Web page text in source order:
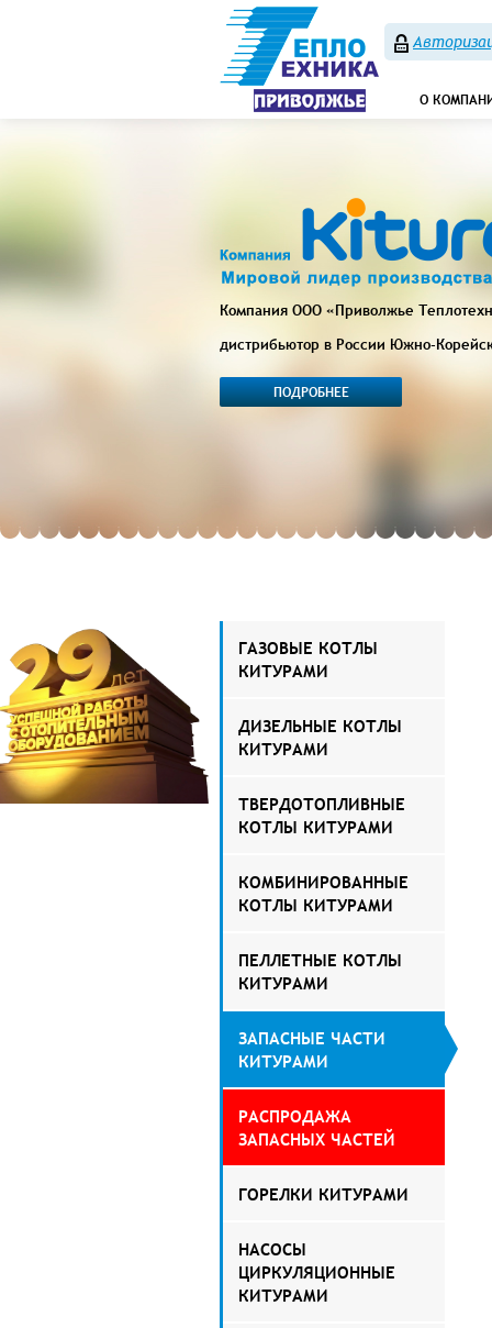
О
Компания ООО «Приволжье
дистрибьютор в России Южно-
ПОДРОБНЕЕ
ГАЗОВЫЕ КОТЛЫ
КИТУРАМИ
ДИЗЕЛЬНЫЕ КОТЛЫ
КИТУРАМИ
ТВЕРДОТОПЛИВНЫЕ
КОТЛЫ КИТУРАМИ
КОМБИНИРОВАННЫЕ
КОТЛЫ КИТУРАМИ
ПЕЛЛЕТНЫЕ КОТЛЫ
КИТУРАМИ
ЗАПАСНЫЕ ЧАСТИ
КИТУРАМИ
РАСПРОДАЖА
ЗАПАСНЫХ ЧАСТЕЙ
ГОРЕЛКИ КИТУРАМИ
НАСОСЫ
ЦИРКУЛЯЦИОННЫЕ
КИТУРАМИ